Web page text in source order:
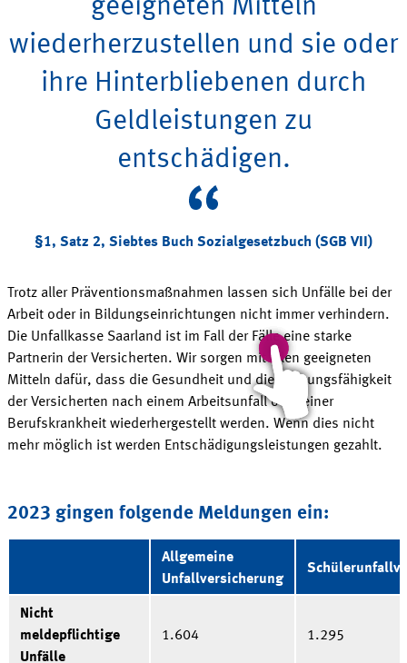
geeigneten Mitteln
wiederherzustellen und sie oder
ihre Hinterbliebenen durch
Geldleistungen zu
entschädigen.
§1, Satz 2, Siebtes Buch Sozialgesetzbuch (SGB VII)
Trotz aller Präventionsmaßnahmen lassen sich Unfälle bei der
Arbeit oder in Bildungseinrichtungen nicht immer verhindern.
Die Unfallkasse Saarland ist im Fall der Fälle eine starke
Partnerin der Versicherten. Wir sorgen mit allen geeigneten
Mitteln dafür, dass die Gesundheit und die Leistungsfähigkeit
der Versicherten nach einem Arbeitsunfall oder einer
Berufskrankheit wiederhergestellt werden. Wenn dies nicht
mehr möglich ist werden Entschädigungsleistungen gezahlt.
2023 gingen folgende Meldungen ein:
Allgemeine
Unfallversicherung
Nicht
meldepflichtige
Unfälle
1.604 1.295